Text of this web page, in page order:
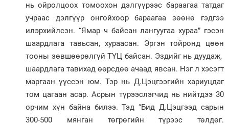
нь ойролцоох томоохон дэлгүүрээс бараагаа татдаг
учраас дэлгүүр онгойхоор бараагаа зөөнө гэдгээ
илэрхийлсэн. “Ямар ч байсан лангуугаа хураа” гэсэн
шаардлага тавьсан, хураасан. Эргэн тойронд цөөн
тооны зөвшөөрөлгүй ТҮЦ байсан. Эздийг нь дуудаж,
шаардлага тавихад өөрсдөө ачаад явсан. Нэг л хэсэгт
маргаан үүссэн юм. Тэр нь Д.Цэцгээгийн хариуцдаг
том цагаан асар. Асрын түрээслэгчид нь нийтдээ 30
орчим хүн байна билээ. Тэд “Бид Д.Цэцгээд сарын
300-500 мянган төгрөгийн түрээс төлдөг.